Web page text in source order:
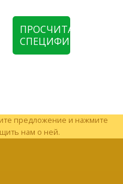
ПРОСЧИТАТЬ
СПЕЦИФИКАЦИЮ
предложение и нажмите
нам о ней.